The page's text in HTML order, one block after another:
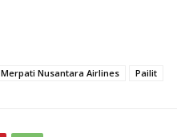
Merpati Nusantara Airlines Pailit